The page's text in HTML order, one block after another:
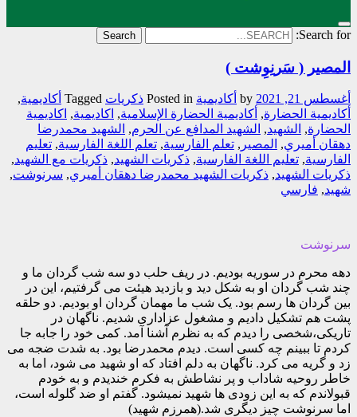
Search for:
المصير ( سَرنِوِشت )
أغسطس 21, 2021 أکادیمیة Posted in ذکریات Tagged أكاديمية,
أكاديمية الحضارة, أكاديمية الحضارة الإسلامية, اكاديمية, اكاديمية
الحضارة, الشهيد, الشهيد المدافع عن الحرم, الشهيد محمدرضا
دهقان أميري, المصير , تعلم الفارسية, تعلم اللغة الفارسية, تعليم
الفارسية, تعليم اللغة الفارسية, ذكريات الشهيد, ذكريات مع الشهيد,
ذکريات الشهيد, ذکريات الشهيد محمدرضا دهقان أميري, سرنوشت,
شهيد, فارسي
سرنوشت
دهه محرم در سوریه بودیم. در ریف حلب دو سه شب گردان ما و
چند شب گردان او به شکل دید و بازدید هیئت می گرفتیم، این در
بین گردان ها رسم بود. یک شب ما مهمان گردان او بودیم. دو حلقه
پشت هم تشکیل دادیم و مشغول عزاداری شدیم. ناگهان در
تاریکی،شخصی را دیدم که به نظرم آشنا آمد. کمی خود را جابه جا
کردم تا ببینم چه کسی است. دیدم محمدرضا بود. به شدت ضجه می
زد و گریه می کرد. ناگهان به دلم افتاد که او شهید می شود، اما به
خاطر روحیه شاداب و پر نشاطش به فکرم خندیدم و به خودم
قبولاندم که به این زودی ها شهید نمیشود. گفتم او ضد گلوله است،
اما سرنوشت چیز دیگری شد.(همرزم شهید)